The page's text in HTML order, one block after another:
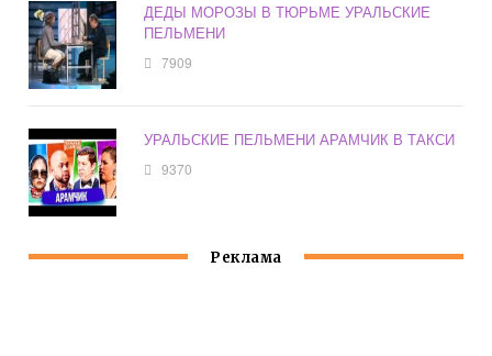
ДЕДЫ МОРОЗЫ В ТЮРЬМЕ УРАЛЬСКИЕ
ПЕЛЬМЕНИ
7909
УРАЛЬСКИЕ ПЕЛЬМЕНИ АРАМЧИК В ТАКСИ
9370
Реклама